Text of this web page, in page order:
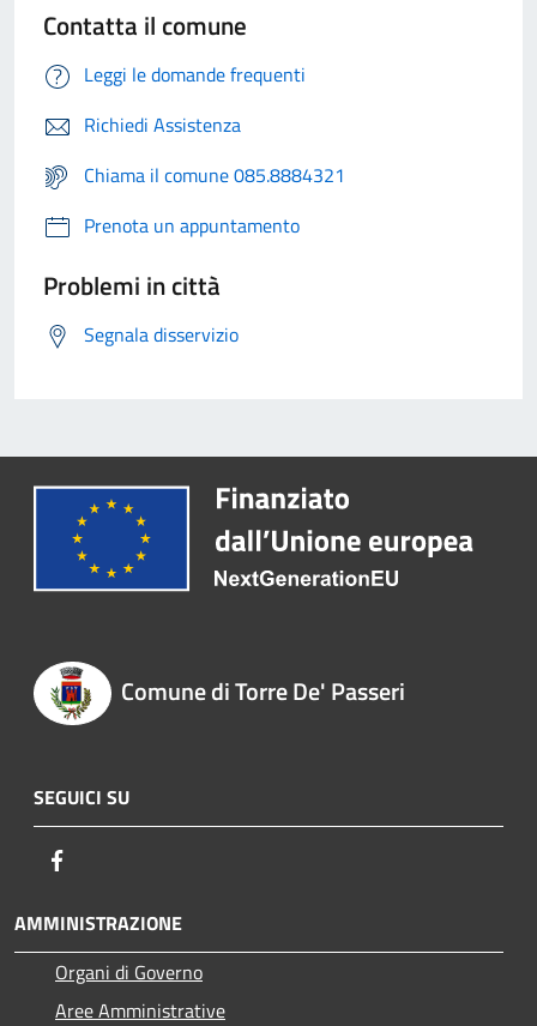
Contatta il comune
Leggi le domande frequenti
Richiedi Assistenza
Chiama il comune 085.8884321
Prenota un appuntamento
Problemi in città
Segnala disservizio
Comune di Torre De' Passeri
SEGUICI SU
AMMINISTRAZIONE
Organi di Governo
Aree Amministrative